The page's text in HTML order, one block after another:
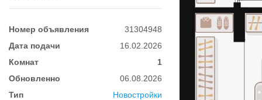
Номер объявления
31304948
Дата подачи
16.02.2026
Комнат
1
Обновленно
06.08.2026
Тип
Новостройки